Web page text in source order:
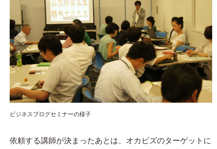
ビジネスブログセミナーの様子
依頼する講師が決まったあとは、オカビズのターゲットに